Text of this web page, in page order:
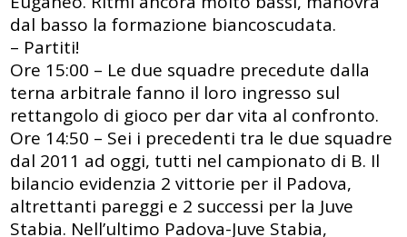
dal basso la formazione biancoscudata.
– Partiti!
Ore 15:00 – Le due squadre precedute dalla
terna arbitrale fanno il loro ingresso sul
rettangolo di gioco per dar vita al confronto.
Ore 14:50 – Sei i precedenti tra le due squadre
dal 2011 ad oggi, tutti nel campionato di B. Il
bilancio evidenzia 2 vittorie per il Padova,
altrettanti pareggi e 2 successi per la Juve
Stabia. Nell’ultimo Padova-Juve Stabia,